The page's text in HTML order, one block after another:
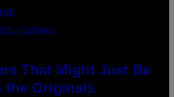
REDFERNS)
That Might Just Be
the Originals